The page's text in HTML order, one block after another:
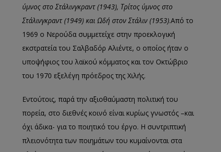
ύμνος στο Στάλινγκραντ (1943), Τρίτος ύμνος στο
Στάλινγκραντ (1949) και Ωδή στον Στάλιν (1953).Από το
1969 ο Νερούδα συμμετείχε στην προεκλογική
εκστρατεία του Σαλβαδόρ Αλιέντε, ο οποίος ήταν ο
υποψήφιος του λαϊκού κόμματος και τον Οκτώβριο
του 1970 εξελέγη πρόεδρος της Χιλής.
Εντούτοις, παρά την αξιοθαύμαστη πολιτική του
πορεία, στο διεθνές κοινό είναι κυρίως γνωστός –και
όχι άδικα- για το ποιητικό του έργο. Η συντριπτική
πλειονότητα των ποιημάτων του κυμαίνονται στα